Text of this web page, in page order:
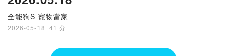
全能狗S 寵物當家
2026-05-18 · 41 分